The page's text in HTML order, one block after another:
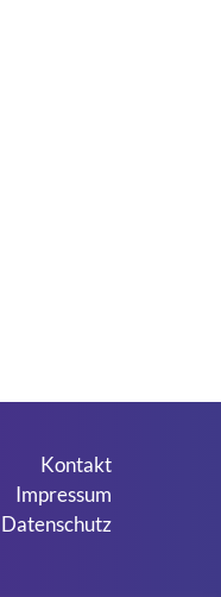
Kontakt
Impressum
Datenschutz